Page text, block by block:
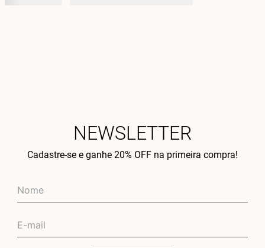
NEWSLETTER
Cadastre-se e ganhe 20% OFF na primeira compra!